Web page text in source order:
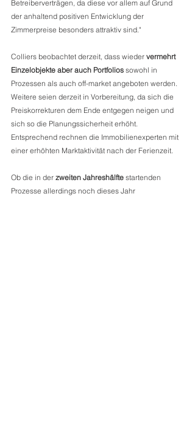
Betreiberverträgen, da diese vor allem auf Grund
der anhaltend positiven Entwicklung der
Zimmerpreise besonders attraktiv sind."
Colliers beobachtet derzeit, dass wieder vermehrt
Einzelobjekte aber auch Portfolios sowohl in
Prozessen als auch off-market angeboten werden.
Weitere seien derzeit in Vorbereitung, da sich die
Preiskorrekturen dem Ende entgegen neigen und
sich so die Planungssicherheit erhöht.
Entsprechend rechnen die Immobilienexperten mit
einer erhöhten Marktaktivität nach der Ferienzeit.
Ob die in der zweiten Jahreshälfte startenden
Prozesse allerdings noch dieses Jahr